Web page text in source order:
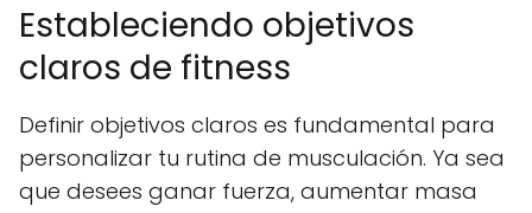
Estableciendo objetivos
claros de fitness
Definir objetivos claros es fundamental para
personalizar tu rutina de musculación. Ya sea
que desees ganar fuerza, aumentar masa